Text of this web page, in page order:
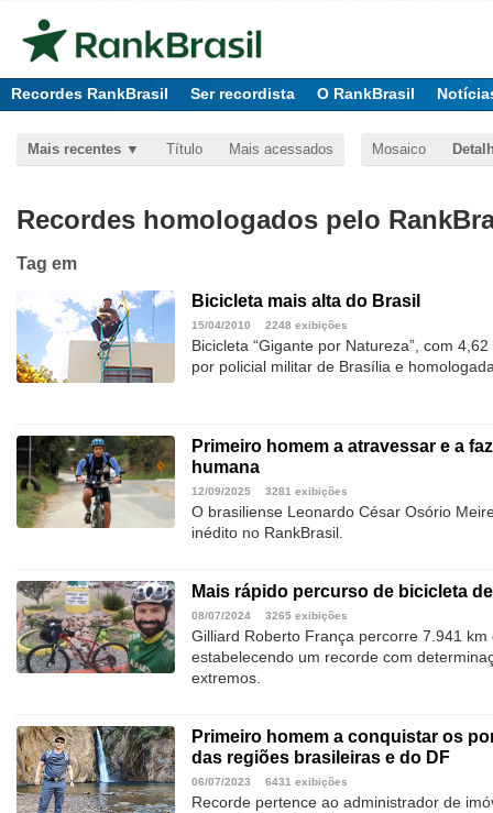
Recordes RankBrasil Ser recordista O RankBrasil
Mais recentes Título Mais acessados Mosaico
Recordes homologados pelo
Tag em
Bicicleta mais alta do Brasil
15/04/2010 2248 exibições
Bicicleta “Gigante por Natureza”, com
por policial militar de Brasília e
Primeiro homem a atravessar e a
humana
12/09/2025 3281 exibições
O brasiliense Leonardo César Osório
inédito no RankBrasil.
Mais rápido percurso de bicicleta
08/07/2024 3265 exibições
Gilliard Roberto França percorre 7.941
estabelecendo um recorde com
extremos.
Primeiro homem a conquistar os
das regiões brasileiras e do DF
06/07/2023 6431 exibições
Recorde pertence ao administrador de